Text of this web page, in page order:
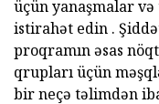
üçün yanaşmalar
istirahət edin .
proqramın əsas
qrupları üçün
bir neçə təlimdən